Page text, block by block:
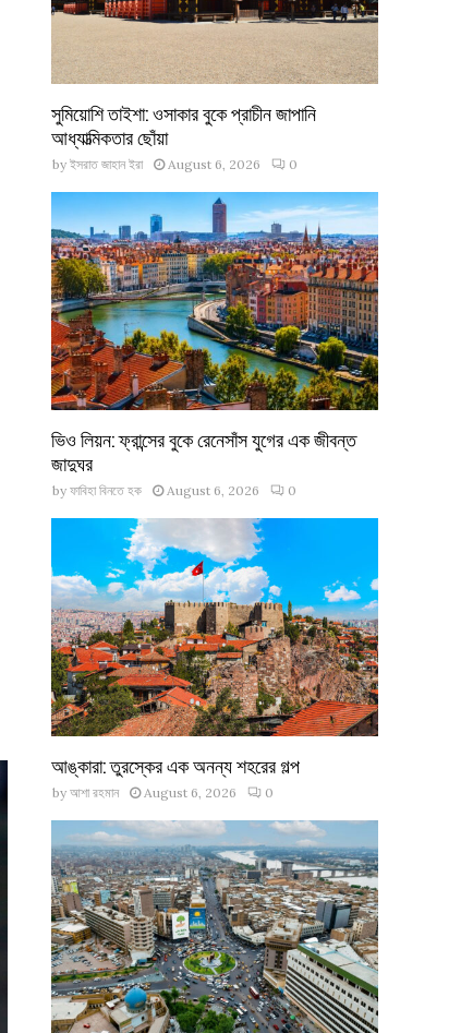
সুমিয়োশি তাইশা: ওসাকার বুকে প্রাচীন জাপানি
আধ্যাত্মিকতার ছোঁয়া
by ইসরাত জাহান ইরা August 6, 2026 0
ভিও লিয়ন: ফ্রান্সের বুকে রেনেসাঁস যুগের এক জীবন্ত
জাদুঘর
by ফাবিহা বিনতে হক August 6, 2026 0
আঙ্কারা: তুরস্কের এক অনন্য শহরের গল্প
by আশা রহমান August 6, 2026 0